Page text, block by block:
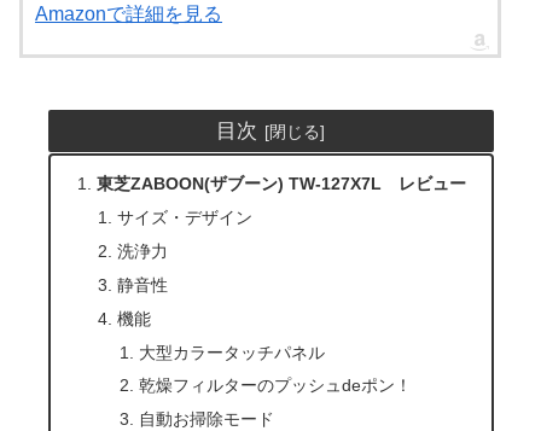
Amazonで詳細を見る
目次
東芝ZABOON(ザブーン) TW-127X7L レビュー
サイズ・デザイン
洗浄力
静音性
機能
大型カラータッチパネル
乾燥フィルターのプッシュdeポン！
自動お掃除モード